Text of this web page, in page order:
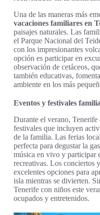
Una de las maneras más
vacaciones familiares en
paisajes naturales. Las
el Parque Nacional del
con los impresionantes
opción es participar en
observación de cetáceos,
también educativas,
ambiente en los más
Eventos y festivales
Durante el verano, Tenerife
festivales que incluyen
de la familia. Las ferias
perfecta para degustar la
música en vivo y participar
recreativas. Los conciertos
excelentes opciones para
isla mientras se divierten.
Tenerife con niños este
ocupados y entretenidos.